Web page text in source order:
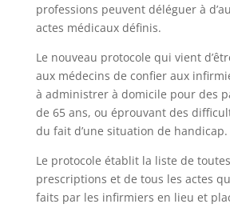
professions peuvent déléguer à
actes médicaux définis.
Le nouveau protocole qui vient
aux médecins de confier aux
à administrer à domicile pour des
de 65 ans, ou éprouvant des
du fait d’une situation de handicap.
Le protocole établit la liste de
prescriptions et de tous les actes
faits par les infirmiers en lieu et